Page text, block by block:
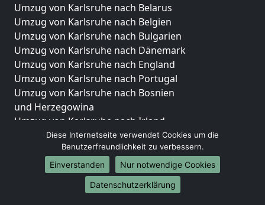
Umzug von Karlsruhe nach Belarus
Umzug von Karlsruhe nach Belgien
Umzug von Karlsruhe nach Bulgarien
Umzug von Karlsruhe nach Dänemark
Umzug von Karlsruhe nach England
Umzug von Karlsruhe nach Portugal
Umzug von Karlsruhe nach Bosnien
und Herzegowina
Umzug von Karlsruhe nach Irland
Umzug von Karlsruhe nach Lettland
Umzug von Karlsruhe nach Zypern
Umzug von Karlsruhe nach Kroatien
Umzug von Karlsruhe nach Estland
Umzug von Karlsruhe nach Finnland
Diese Internetseite verwendet Cookies um die
Benutzerfreundlichkeit zu verbessern.
Einverstanden
Nur notwendige Cookies
Datenschutzerklärung